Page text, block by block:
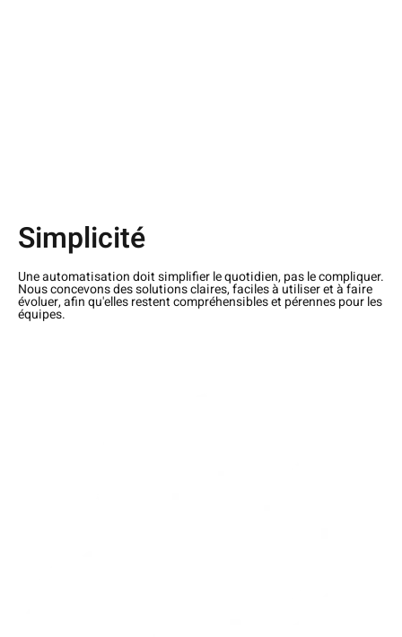
Simplicité
Une automatisation doit simplifier le quotidien, pas le compliquer.
Nous concevons des solutions claires, faciles à utiliser et à faire
évoluer, afin qu'elles restent compréhensibles et pérennes pour les
équipes.